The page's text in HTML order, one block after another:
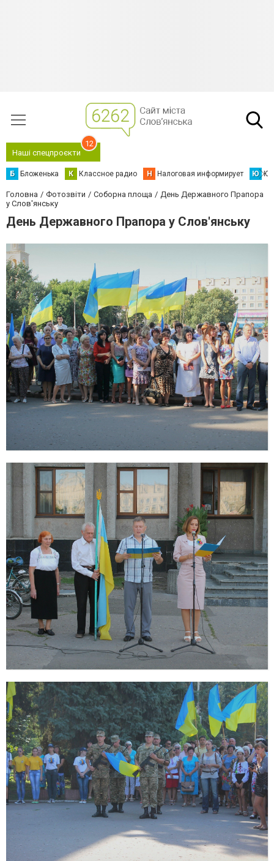
Наші спецпроєкти
12
Б Бложенька К Классное радио Н Налоговая информирует Ю
Головна Фотозвіти Соборна площа
День Державного Прапора
у Слов'янську
День Державного Прапора у Слов'янську